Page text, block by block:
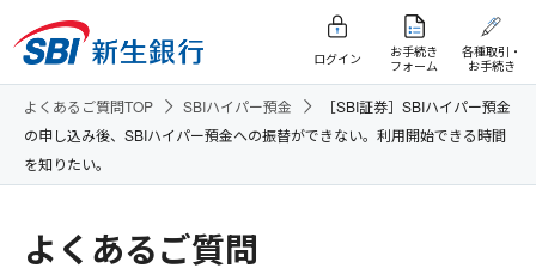
ログイン
お手続き
フォーム
各種取引・
お手続き
よくあるご質問TOP SBIハイパー預金
［SBI証券］SBIハイパー預金
の申し込み後、SBIハイパー預金への振替ができない。利用開始できる時間
を知りたい。
よくあるご質問